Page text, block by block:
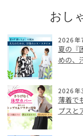
おし
2026年
夏の『
めの、
2026年
薄着で
プスと